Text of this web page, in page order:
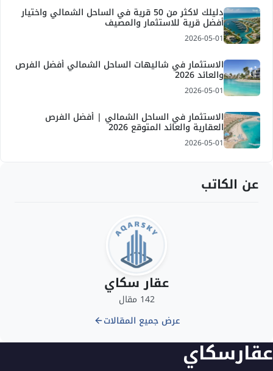
دليلك لاكثر من 50 قرية في الساحل الشمالي واختيار
أفضل قرية للاستثمار والمصيف
2026-05-01
الاستثمار في شاليهات الساحل الشمالي أفضل الفرص
والعائد 2026
2026-05-01
الاستثمار في الساحل الشمالي | أفضل الفرص
العقارية والعائد المتوقع 2026
2026-05-01
عن الكاتب
عقار سكاي
142 مقال
عرض جميع المقالات
عقارسكاي